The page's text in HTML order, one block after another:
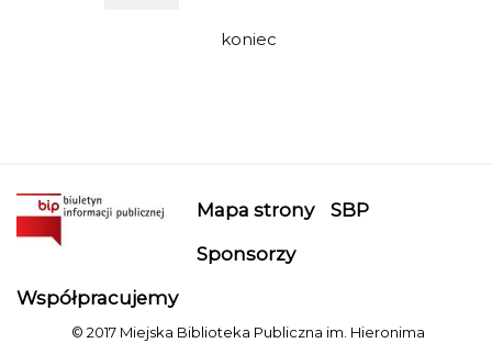
koniec
Mapa strony
SBP
Sponsorzy
Współpracujemy
© 2017 Miejska Biblioteka Publiczna im. Hieronima